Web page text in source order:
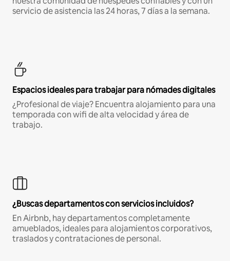
servicio de asistencia las 24 horas, 7 días a la semana.
Espacios ideales para trabajar para nómades digitales
¿Profesional de viaje? Encuentra alojamiento para una
temporada con wifi de alta velocidad y área de
trabajo.
¿Buscas departamentos con servicios incluidos?
En Airbnb, hay departamentos completamente
amueblados, ideales para alojamientos corporativos,
traslados y contrataciones de personal.